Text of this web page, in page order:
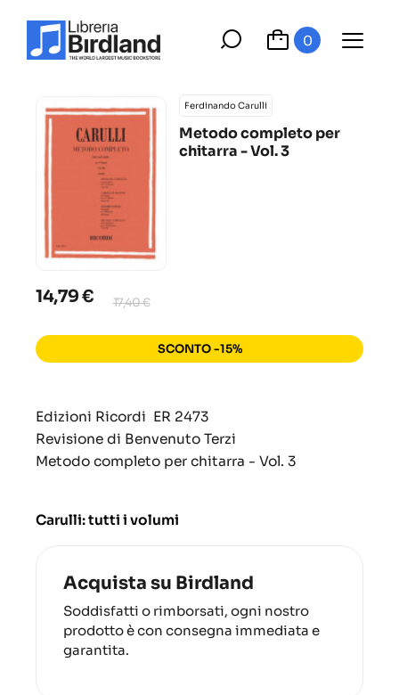
0
Ferdinando Carulli
Metodo completo per
chitarra - Vol. 3
14,79 € 17,40 €
SCONTO -15%
Edizioni Ricordi ER 2473
Revisione di Benvenuto Terzi
Metodo completo per chitarra - Vol. 3
Carulli: tutti i volumi
Acquista su Birdland
Soddisfatti o rimborsati, ogni nostro
prodotto è con consegna immediata e
garantita.